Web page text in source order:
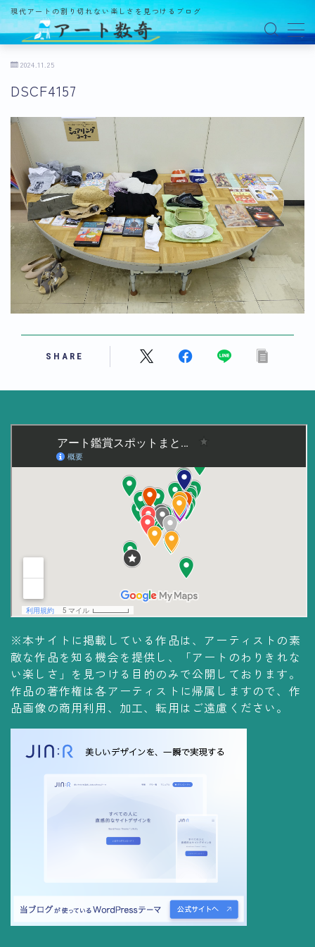
現代アートの割り切れない楽しさを見つけるブログ
アート数奇とは？
観る
ギャラリー
百貨店
美術館・博物館
オルタナティブスペース
アートフェア
イベント
オークション
用語解説
作家・作品紹介
買う
アイテム・サービス
コレクションの仕方
Yoshiteru Collection
飾る
飾り方
保管方法
2024.11.25
DSCF4157
SHARE
※本サイトに掲載している作品は、アーティストの素
敵な作品を知る機会を提供し、「アートのわりきれな
い楽しさ」を見つける目的のみで公開しております。
作品の著作権は各アーティストに帰属しますので、作
品画像の商用利用、加工、転用はご遠慮ください。